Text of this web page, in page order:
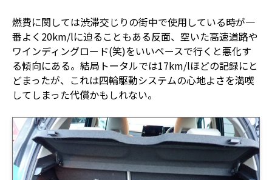
燃費に関しては渋滞交じりの街中で使用している時が一
番よく20km/lに迫ることもある反面、空いた高速道路や
ワインディングロード(笑)をいいペースで行くと悪化す
る傾向にある。結局トータルでは17km/lほどの記録にと
どまったが、これは四輪駆動システムの心地よさを満喫
してしまった代償かもしれない。